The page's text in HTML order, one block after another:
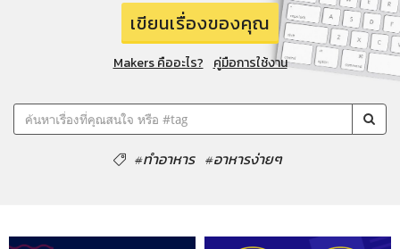
เขียนเรื่องของคุณ
Makers คืออะไร? คู่มือการใช้งาน
#ทำอาหาร #อาหารง่ายๆ